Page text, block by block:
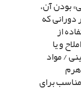
بودن آن،
که
از
و یا
/ مواد
مناسب براى